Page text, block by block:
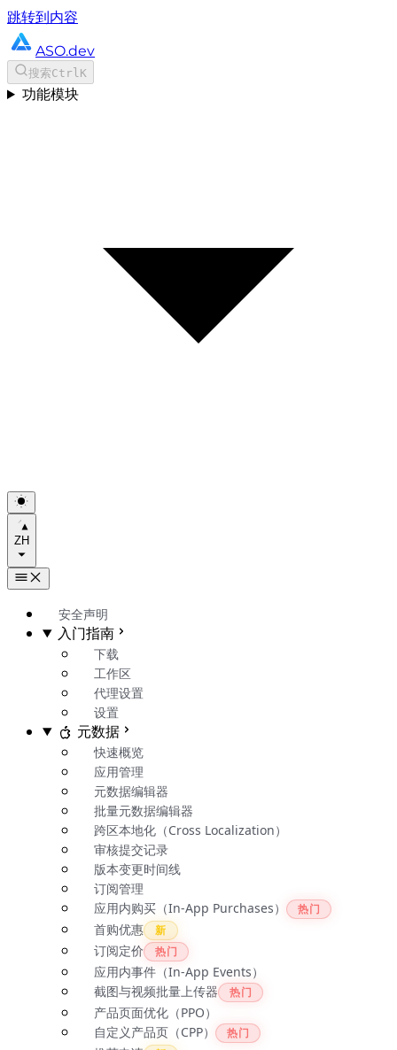
跳转到内容
ASO.dev
搜索CtrlK
功能模块
ZH
安全声明
入门指南
下载
工作区
代理设置
设置
元数据
快速概览
应用管理
元数据编辑器
批量元数据编辑器
跨区本地化（Cross Localization）
审核提交记录
版本变更时间线
订阅管理
应用内购买（In-App Purchases）
热门
首购优惠 新
订阅定价 热门
应用内事件（In-App Events）
截图与视频批量上传器
热门
产品页面优化（PPO）
自定义产品页（CPP）
热门